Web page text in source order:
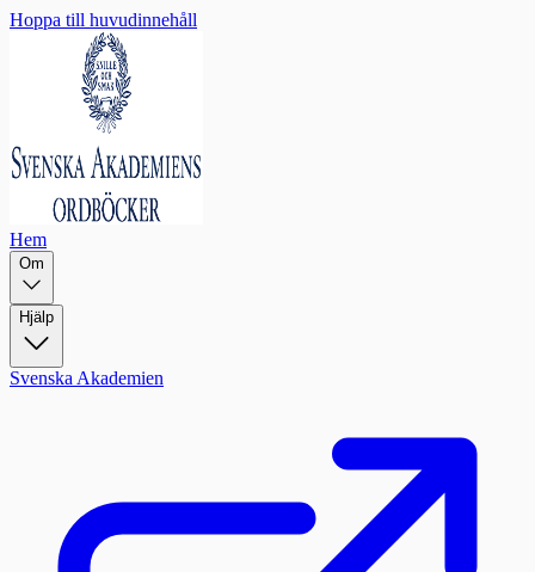
Hoppa till huvudinnehåll
Hem
Om
Hjälp
Svenska Akademien